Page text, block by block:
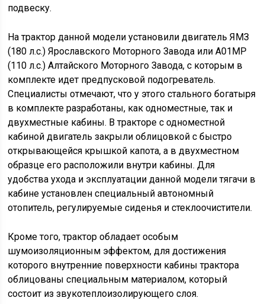
подвеску.
На трактор данной модели установили двигатель ЯМЗ
(180 л.с.) Ярославского Моторного Завода или А01МР
(110 л.с.) Алтайского Моторного Завода, с которым в
комплекте идет предпусковой подогреватель.
Специалисты отмечают, что у этого стального богатыря
в комплекте разработаны, как одноместные, так и
двухместные кабины. В тракторе с одноместной
кабиной двигатель закрыли облицовкой с быстро
открывающейся крышкой капота, а в двухместном
образце его расположили внутри кабины. Для
удобства ухода и эксплуатации данной модели тягачи в
кабине установлен специальный автономный
отопитель, регулируемые сиденья и стеклоочистители.
Кроме того, трактор обладает особым
шумоизоляционным эффектом, для достижения
которого внутренние поверхности кабины трактора
облицованы специальным материалом, который
состоит из звукотеплоизолирующего слоя.